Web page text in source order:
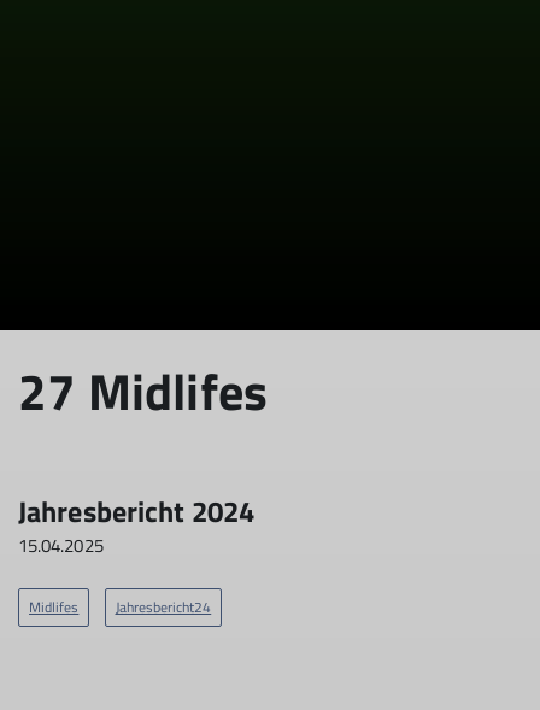
27 Midlifes
Jahresbericht 2024
15.04.2025
Midlifes Jahresbericht24